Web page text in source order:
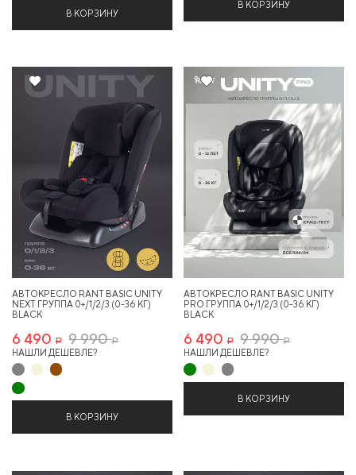
В КОРЗИНУ
В КОРЗИНУ
35%
АВТОКРЕСЛО RANT BASIC UNITY
NEXT ГРУППА 0+/1/2/3 (0-36 КГ)
BLACK
6 490 Р 9 990Р
НАШЛИ ДЕШЕВЛЕ?
В КОРЗИНУ
35%
АВТОКРЕСЛО RANT BASIC UNITY
PRO ГРУППА 0+/1/2/3 (0-36 КГ)
BLACK
6 490 Р 9 990Р
НАШЛИ ДЕШЕВЛЕ?
В КОРЗИНУ